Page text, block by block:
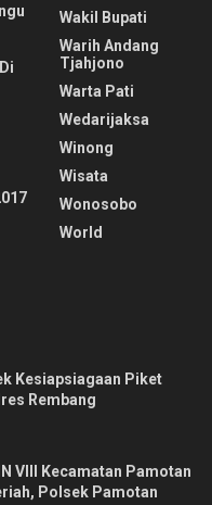
Wakil Bupati
Warih Andang
Tjahjono
Warta Pati
Wedarijaksa
Winong
Wisata
Wonosobo
World
Kesiapsiagaan Piket
Rembang
VIII Kecamatan Pamotan
Polsek Pamotan